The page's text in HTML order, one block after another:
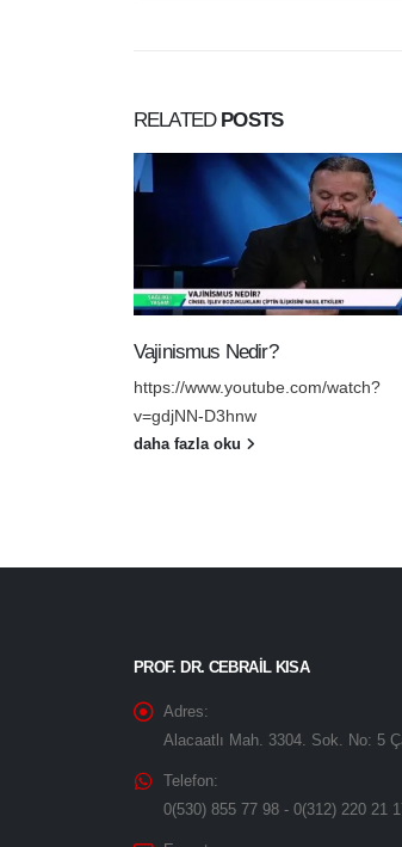
RELATED POSTS
Vajinismus Nedir?
https://www.youtube.com/watch?
v=gdjNN-D3hnw
daha fazla oku
PROF. DR. CEBRAIL KISA
Adres:
Alacaatlı Mah. 3304. Sok. No: 5
Telefon:
0(530) 855 77 98 - 0(312) 220 21